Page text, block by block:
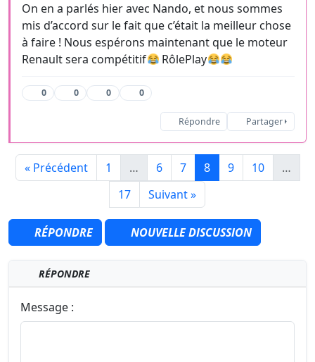
On en a parlés hier avec Nando, et nous sommes
mis d’accord sur le fait que c’était la meilleur chose
à faire ! Nous espérons maintenant que le moteur
Renault sera compétitif
RôlePlay
0 0 0 0
Répondre Partager
« Précédent 1 … 6 7 8 9 10
…
17
Suivant »
RÉPONDRE NOUVELLE DISCUSSION
RÉPONDRE
Message :